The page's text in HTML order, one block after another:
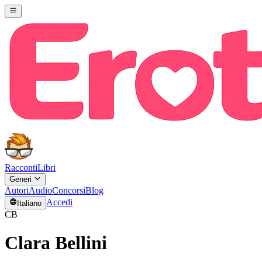
RaccontiLibri
Generi
AutoriAudioConcorsiBlog
Italiano Accedi
CB
Clara Bellini